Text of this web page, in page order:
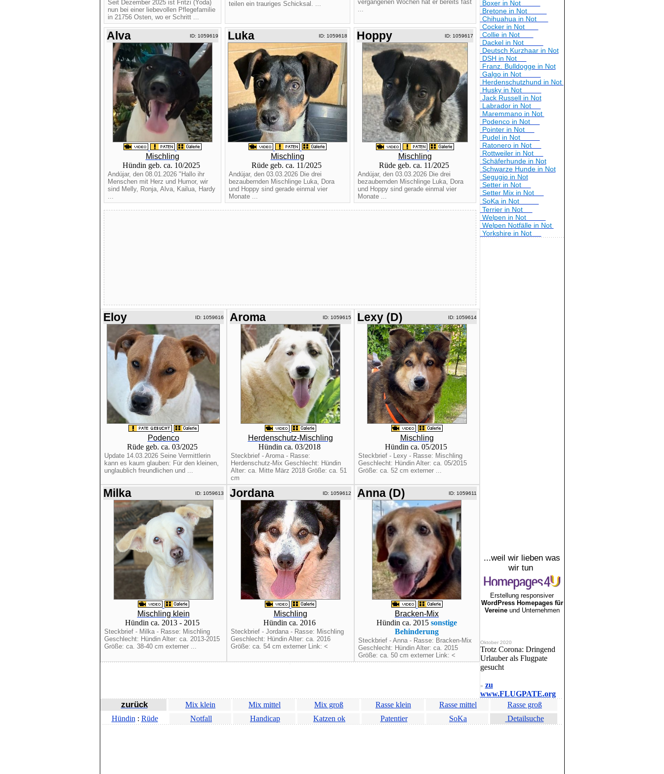
Seit Dezember 2025 ist Fritzi (Yoda)
nun bei einer liebevollen Pflegefamilie
in 21756 Osten, wo er Schritt ...
teilen ein trauriges Schicksal. ...
vergangenen Wochen hat er bereits fast
...
Alva ID: 1059619
Mischling
Hündin geb. ca. 10/2025
Andújar, den 08.01.2026 "Hallo ihr
Menschen mit Herz und Humor, wir
sind Melly, Ronja, Alva, Kailua, Hardy
...
Luka ID: 1059618
Mischling
Rüde geb. ca. 11/2025
Andújar, den 03.03.2026 Die drei
bezaubernden Mischlinge Luka, Dora
und Hoppy sind gerade einmal vier
Monate ...
Hoppy ID: 1059617
Mischling
Rüde geb. ca. 11/2025
Andújar, den 03.03.2026 Die drei
bezaubernden Mischlinge Luka, Dora
und Hoppy sind gerade einmal vier
Monate ...
Eloy ID: 1059616
Podenco
Rüde geb. ca. 03/2025
Update 14.03.2026 Seine Vermittlerin
kann es kaum glauben: Für den kleinen,
unglaublich freundlichen und ...
Aroma ID: 1059615
Herdenschutz-Mischling
Hündin ca. 03/2018
Steckbrief - Aroma - Rasse:
Herdenschutz-Mix Geschlecht: Hündin
Alter: ca. Mitte März 2018 Größe: ca. 51
cm
Lexy (D) ID: 1059614
Mischling
Hündin ca. 05/2015
Steckbrief - Lexy - Rasse: Mischling
Geschlecht: Hündin Alter: ca. 05/2015
Größe: ca. 52 cm externer ...
Milka ID: 1059613
Mischling klein
Hündin ca. 2013 - 2015
Steckbrief - Milka - Rasse: Mischling
Geschlecht: Hündin Alter: ca. 2013-2015
Größe: ca. 38-40 cm externer ...
Jordana ID: 1059612
Mischling
Hündin ca. 2016
Steckbrief - Jordana - Rasse: Mischling
Geschlecht: Hündin Alter: ca. 2016
Größe: ca. 54 cm externer Link: <
Anna (D) ID: 1059611
Bracken-Mix
Hündin ca. 2015 sonstige
Behinderung
Steckbrief - Anna - Rasse: Bracken-Mix
Geschlecht: Hündin Alter: ca. 2015
Größe: ca. 50 cm externer Link: <
Boxer in Not
Bretone in Not
Chihuahua in Not
Cocker in Not
Collie in Not
Dackel in Not
Deutsch Kurzhaar in Not
DSH in Not
Franz. Bulldogge in Not
Galgo in Not
Herdenschutzhund in Not
Husky in Not
Jack Russell in Not
Labrador in Not
Maremmano in Not
Podenco in Not
Pointer in Not
Pudel in Not
Ratonero in Not
Rottweiler in Not
Schäferhunde in Not
Schwarze Hunde in Not
Segugio in Not
Setter in Not
Setter Mix in Not
SoKa in Not
Terrier in Not
Welpen in Not
Welpen Notfälle in Not
Yorkshire in Not
...weil wir lieben was
wir tun
Erstellung responsiver
WordPress Homepages für
Vereineund Unternehmen
Oktober 2020
Trotz Corona: Dringend
Urlauber als Flugpate
gesucht
» zu
www.FLUGPATE.org
zurück Mix klein Mix mittel Mix groß Rasse klein Rasse mittel
Rasse groß
Hündin : Rüde Notfall Handicap Katzen ok Patentier SoKa Detailsuche